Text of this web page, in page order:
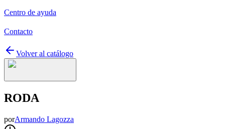
Centro de ayuda
Contacto
Volver al catálogo
RODA
porArmando Lagozza